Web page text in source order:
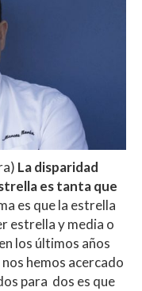
La disparidad
es tanta que
es que la estrella
estrella y media o
los últimos años
hemos acercado
para dos es que